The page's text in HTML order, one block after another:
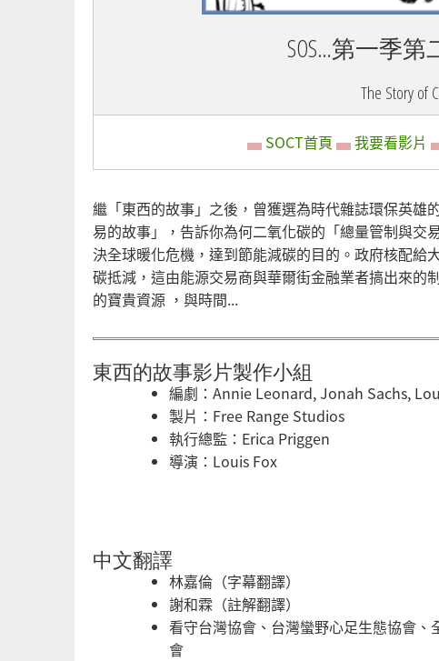
SOS…第一季
The Story
▄ SOCT首頁 ▄我要看影片
繼「東西的故事」之後，曾獲選為時代雜誌環保英雄
易的故事」，告訴你為何二氧化碳的「總量管制與交
決全球暖化危機，達到節能減碳的目的。政府核配給
碳抵減，這由能源交易商與華爾街金融業者搞出來的
的寶貴資源 ，與時間...
東西的故事影片製作小組
編劇：Annie Leonard, Jonah Sachs,
製片：Free Range Studios
執行總監：Erica Priggen
導演：Louis Fox
中文翻譯
林嘉倫（字幕翻譯）
謝和霖（註解翻譯）
看守台灣協會、台灣蠻野心足生態協會、
會